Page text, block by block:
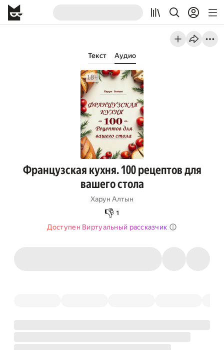
Текст Аудио
Французская кухня. 100 рецептов для
вашего стола
Харун Алтын
👎 1
Доступен Виртуальный рассказчик